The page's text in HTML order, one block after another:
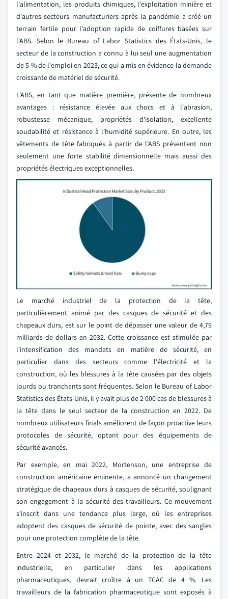
l'alimentation, les produits chimiques, l'exploitation minière et
d'autres secteurs manufacturiers après la pandémie a créé un
terrain fertile pour l'adoption rapide de coiffures basées sur
l'ABS. Selon le Bureau of Labor Statistics des États-Unis, le
secteur de la construction a connu à lui seul une augmentation
de 5 % de l'emploi en 2023, ce qui a mis en évidence la demande
croissante de matériel de sécurité.
L'ABS, en tant que matière première, présente de nombreux
avantages : résistance élevée aux chocs et à l'abrasion,
robustesse mécanique, propriétés d'isolation, excellente
soudabilité et résistance à l'humidité supérieure. En outre, les
vêtements de tête fabriqués à partir de l'ABS présentent non
seulement une forte stabilité dimensionnelle mais aussi des
propriétés électriques exceptionnelles.
Le marché industriel de la protection de la tête,
particulièrement animé par des casques de sécurité et des
chapeaux durs, est sur le point de dépasser une valeur de 4,79
milliards de dollars en 2032. Cette croissance est stimulée par
l'intensification des mandats en matière de sécurité, en
particulier dans des secteurs comme l'électricité et la
construction, où les blessures à la tête causées par des objets
lourds ou tranchants sont fréquentes. Selon le Bureau of Labor
Statistics des États-Unis, il y avait plus de 2 000 cas de blessures à
la tête dans le seul secteur de la construction en 2022. De
nombreux utilisateurs finals améliorent de façon proactive leurs
protocoles de sécurité, optant pour des équipements de
sécurité avancés.
Par exemple, en mai 2022, Mortenson, une entreprise de
construction américaine éminente, a annoncé un changement
stratégique de chapeaux durs à casques de sécurité, soulignant
son engagement à la sécurité des travailleurs. Ce mouvement
s'inscrit dans une tendance plus large, où les entreprises
adoptent des casques de sécurité de pointe, avec des sangles
pour une protection complète de la tête.
Entre 2024 et 2032, le marché de la protection de la tête
industrielle, en particulier dans les applications
pharmaceutiques, devrait croître à un TCAC de 4 %. Les
travailleurs de la fabrication pharmaceutique sont exposés à